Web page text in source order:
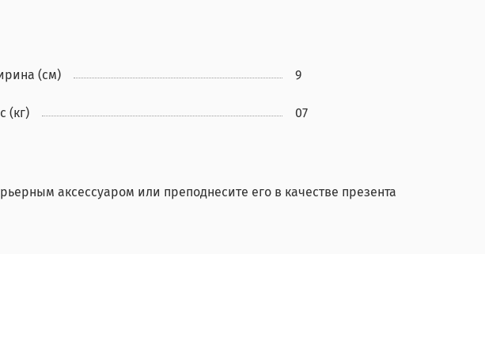
(см) 9
(кг) 07
аксессуаром или преподнесите его в качестве презента